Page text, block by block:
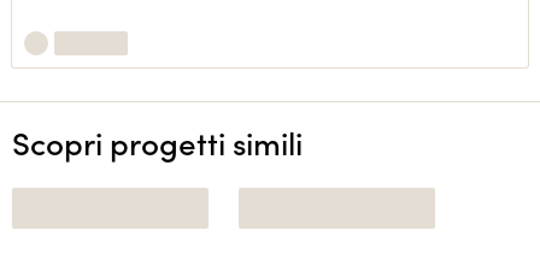
Scopri progetti simili